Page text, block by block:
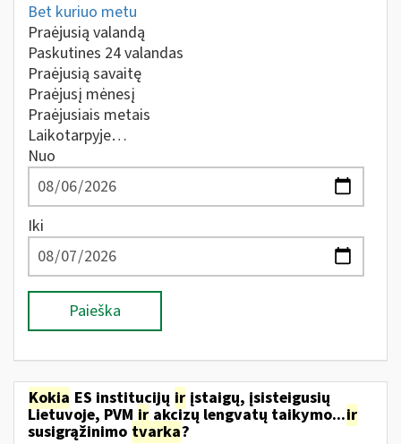
Bet kuriuo metu
Praėjusią valandą
Paskutines 24 valandas
Praėjusią savaitę
Praėjusį mėnesį
Praėjusiais metais
Laikotarpyje…
Nuo
Iki
Paieška
Kokia ES institucijų ir įstaigų, įsisteigusių
Lietuvoje, PVM ir akcizų lengvatų taikymo...ir
susigrąžinimo tvarka?